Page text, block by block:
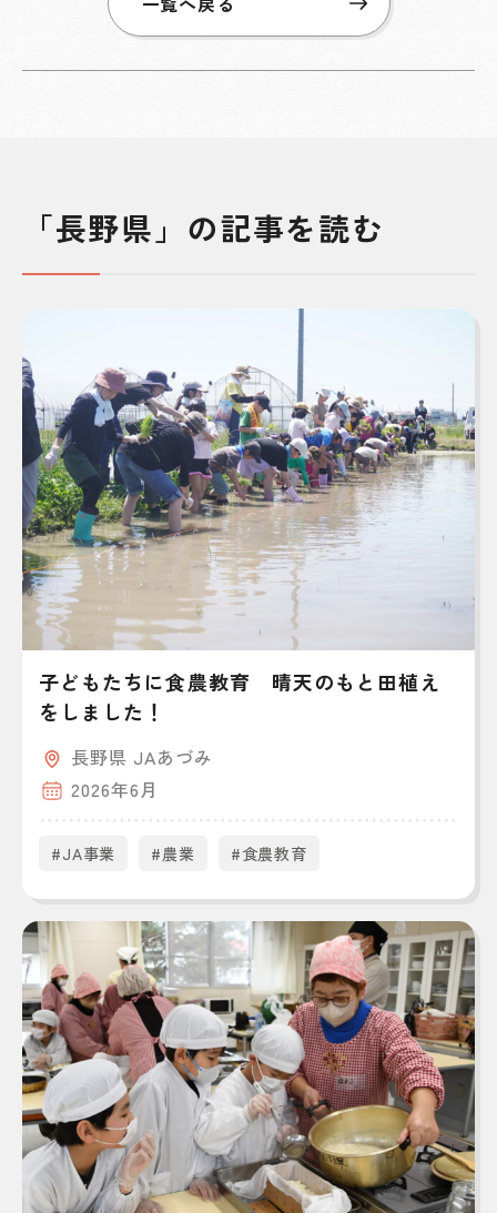
「長野県」の記事を読む
子どもたちに食農教育 晴天のもと田植え
をしました！
長野県 JAあづみ
2026年6月
#JA事業 #農業 #食農教育